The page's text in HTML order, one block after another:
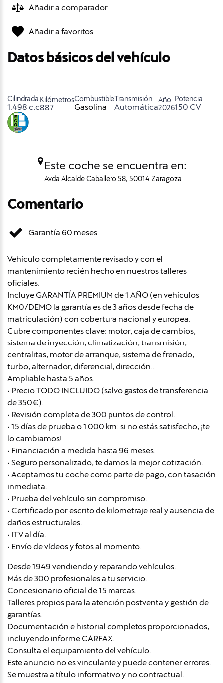
Añadir a comparador
Añadir a favoritos
Datos básicos del vehículo
Cilindrada
1.498 c.c
Kilómetros
887
Combustible
Gasolina
Transmisión
Automática
Año
2026
Potencia
150 CV
Este coche se encuentra en:
Avda Alcalde Caballero 58, 50014 Zaragoza
Comentario
Garantía 60 meses
Vehículo completamente revisado y con el
mantenimiento recién hecho en nuestros talleres
oficiales.
Incluye GARANTÍA PREMIUM de 1 AÑO (en vehículos
KM0/DEMO la garantía es de 3 años desde fecha de
matriculación) con cobertura nacional y europea.
Cubre componentes clave: motor, caja de cambios,
sistema de inyección, climatización, transmisión,
centralitas, motor de arranque, sistema de frenado,
turbo, alternador, diferencial, dirección…
Ampliable hasta 5 años.
• Precio TODO INCLUIDO (salvo gastos de transferencia
de 350€).
• Revisión completa de 300 puntos de control.
• 15 días de prueba o 1.000 km: si no estás satisfecho, ¡te
lo cambiamos!
• Financiación a medida hasta 96 meses.
• Seguro personalizado, te damos la mejor cotización.
• Aceptamos tu coche como parte de pago, con tasación
inmediata.
• Prueba del vehículo sin compromiso.
• Certificado por escrito de kilometraje real y ausencia de
daños estructurales.
• ITV al día.
• Envío de vídeos y fotos al momento.
Desde 1949 vendiendo y reparando vehículos.
Más de 300 profesionales a tu servicio.
Concesionario oficial de 15 marcas.
Talleres propios para la atención postventa y gestión de
garantías.
Documentación e historial completos proporcionados,
incluyendo informe CARFAX.
Consulta el equipamiento del vehículo.
Este anuncio no es vinculante y puede contener errores.
Se muestra a título informativo y no contractual.